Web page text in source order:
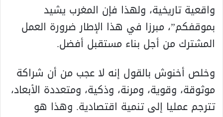
واقعية تاريخية، ولهذا فإن المغرب يشيد
بموقفكم”، مبرزا في هذا الإطار ضرورة العمل
المشترك من أجل بناء مستقبل أفضل.
وخلص أخنوش بالقول إنه لا عجب من أن شراكة
موثوقة، وقوية، ومرنة، وذكية، ومتعددة الأبعاد،
تترجم عمليا إلى تنمية اقتصادية. وهذا هو